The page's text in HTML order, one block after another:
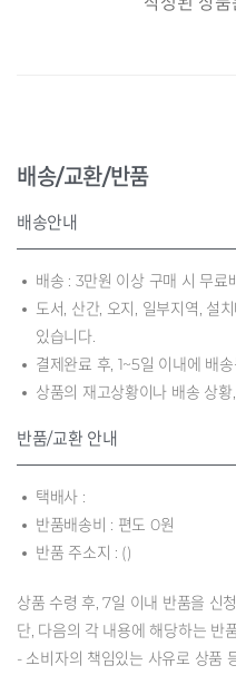
배송/교환/반품
배송안내
배송 : 3만원 이상 구매 시 무
도서, 산간, 오지, 일부지역, 설
있습니다.
결제완료 후, 1~5일 이내에 배
상품의 재고상황이나 배송 상
반품/교환 안내
택배사 :
반품배송비 : 편도 0원
반품 주소지 : ()
상품 수령 후, 7일 이내 반품을 신
단, 다음의 각 내용에 해당하는 반
- 소비자의 책임있는 사유로 상품